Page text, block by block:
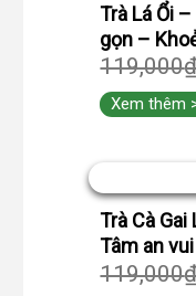
Trà Lá Ổi
gọn –
119,000
Xem thêm
Trà Cà
Tâm an vui
119,000